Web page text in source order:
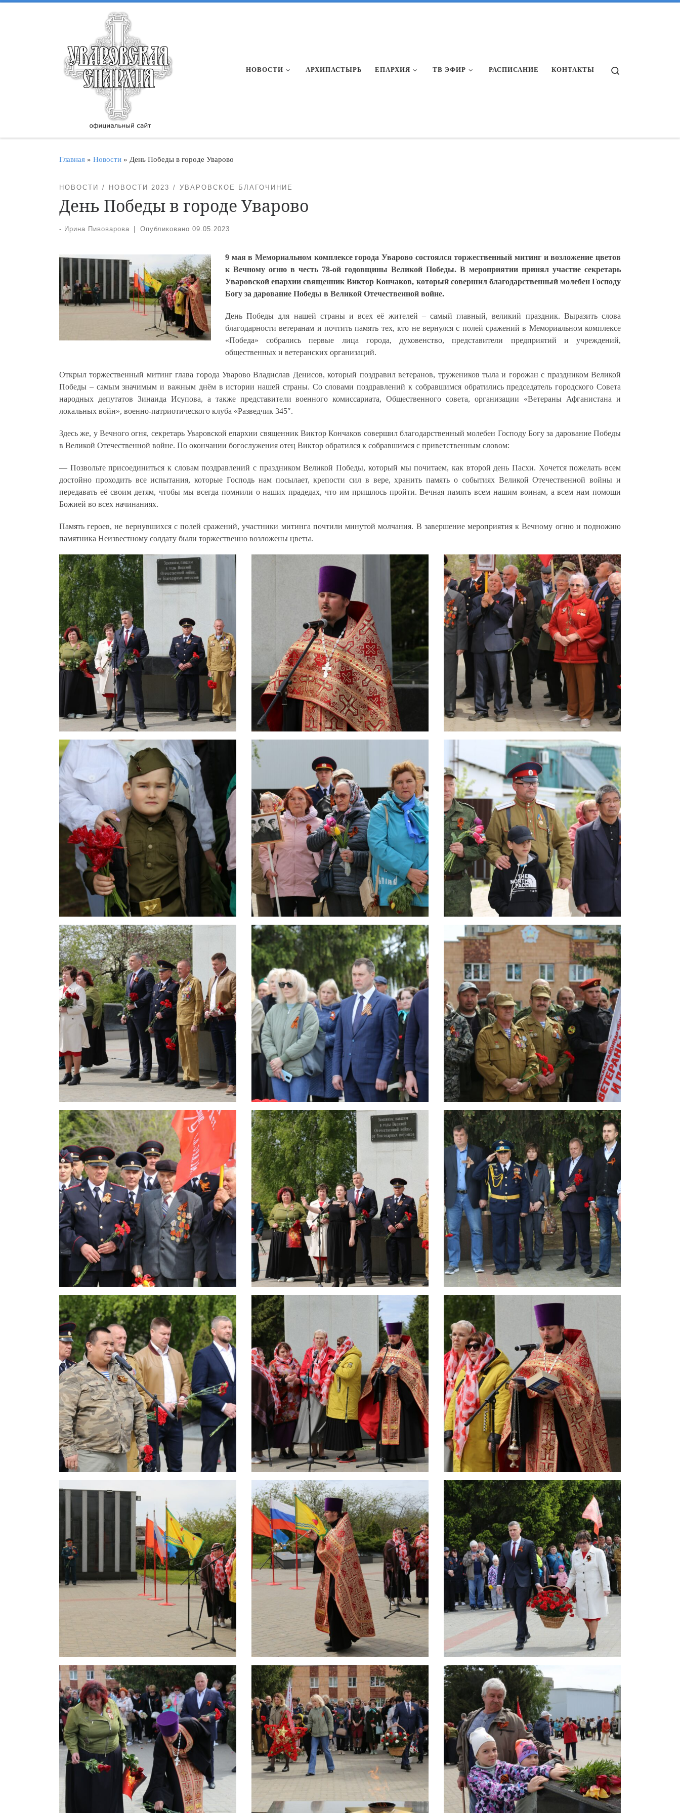
НОВОСТИ АРХИПАСТЫРЬ ЕПАРХИЯ ТВ ЭФИР РАСПИСАНИЕ КОНТАКТЫ
Главная » Новости » День Победы в городе Уварово
НОВОСТИ НОВОСТИ 2023 УВАРОВСКОЕ БЛАГОЧИНИЕ
День Победы в городе Уварово
- Ирина Пивоварова Опубликовано 09.05.2023
9 мая в Мемориальном комплексе города Уварово состоялся торжественный митинг и возложение цветов
к Вечному огню в честь 78-ой годовщины Великой Победы. В мероприятии принял участие секретарь
Уваровской епархии священник Виктор Кончаков, который совершил благодарственный молебен Господу
Богу за дарование Победы в Великой Отечественной войне.
День Победы для нашей страны и всех её жителей – самый главный, великий праздник. Выразить слова
благодарности ветеранам и почтить память тех, кто не вернулся с полей сражений в Мемориальном комплексе
«Победа» собрались первые лица города, духовенство, представители предприятий и учреждений,
общественных и ветеранских организаций.
Открыл торжественный митинг глава города Уварово Владислав Денисов, который поздравил ветеранов, тружеников тыла и горожан с праздником Великой
Победы – самым значимым и важным днём в истории нашей страны. Со словами поздравлений к собравшимся обратились председатель городского Совета
народных депутатов Зинаида Исупова, а также представители военного комиссариата, Общественного совета, организации «Ветераны Афганистана и
локальных войн», военно-патриотического клуба «Разведчик 345″.
Здесь же, у Вечного огня, секретарь Уваровской епархии священник Виктор Кончаков совершил благодарственный молебен Господу Богу за дарование Победы
в Великой Отечественной войне. По окончании богослужения отец Виктор обратился к собравшимся с приветственным словом:
— Позвольте присоединиться к словам поздравлений с праздником Великой Победы, который мы почитаем, как второй день Пасхи. Хочется пожелать всем
достойно проходить все испытания, которые Господь нам посылает, крепости сил в вере, хранить память о событиях Великой Отечественной войны и
передавать её своим детям, чтобы мы всегда помнили о наших прадедах, что им пришлось пройти. Вечная память всем нашим воинам, а всем нам помощи
Божией во всех начинаниях.
Память героев, не вернувшихся с полей сражений, участники митинга почтили минутой молчания. В завершение мероприятия к Вечному огню и подножию
памятника Неизвестному солдату были торжественно возложены цветы.